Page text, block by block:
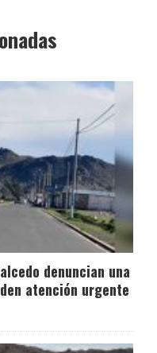
denuncian una
atención urgente